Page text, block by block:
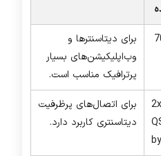
برای دیتاسنترها و
وب‌اپلیکیشن‌های بسیار
پرترافیک مناسب است.
برای اتصال‌های پرظرفیت
دیتاسنتری کاربرد دارد.